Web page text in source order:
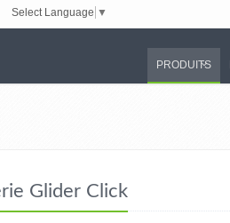
Select Language ▼
PRODUITS
Glider Click